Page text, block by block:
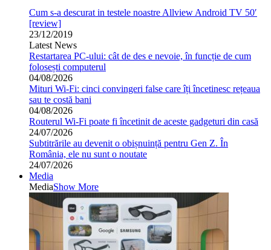
Cum s-a descurat in testele noastre Allview Android TV 50′
[review]
23/12/2019
Latest News
Restartarea PC-ului: cât de des e nevoie, în funcție de cum
folosești computerul
04/08/2026
Mituri Wi-Fi: cinci convingeri false care îți încetinesc rețeaua
sau te costă bani
04/08/2026
Routerul Wi-Fi poate fi încetinit de aceste gadgeturi din casă
24/07/2026
Subtitrările au devenit o obișnuință pentru Gen Z. În
România, ele nu sunt o noutate
24/07/2026
Media
MediaShow More